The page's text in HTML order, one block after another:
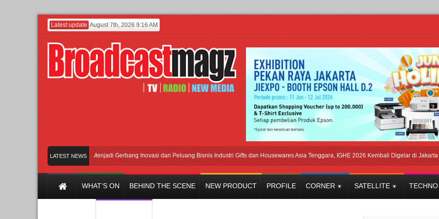
Latest update August 7th, 2026 9:16 AM
LATEST NEWS
2026 Siap Digelar! Menjadi Gerbang Inovasi dan Peluang Bisnis Industri Gifts dan Housewares Asia Tenggara, IGHE 2026 Kembali Digelar di Jakarta
WHAT’S ON BEHIND THE SCENE NEW PRODUCT PROFILE CORNER SATELLITE TECHNO